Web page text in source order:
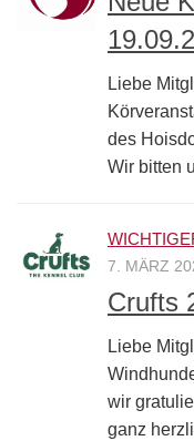
Liebe
des
Wir bitten
7. MÄRZ
Crufts
Liebe
wir
ganz